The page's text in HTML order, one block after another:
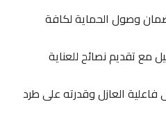
وصول الحماية لكافة
تقديم نصائح للعناية
العازل وقدرته على طرد